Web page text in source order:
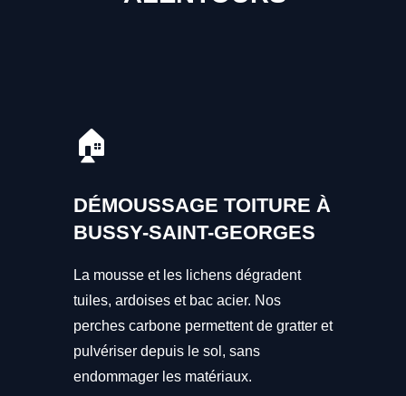
🏠
DÉMOUSSAGE TOITURE À
BUSSY-SAINT-GEORGES
La mousse et les lichens dégradent
tuiles, ardoises et bac acier. Nos
perches carbone permettent de gratter et
pulvériser depuis le sol, sans
endommager les matériaux.